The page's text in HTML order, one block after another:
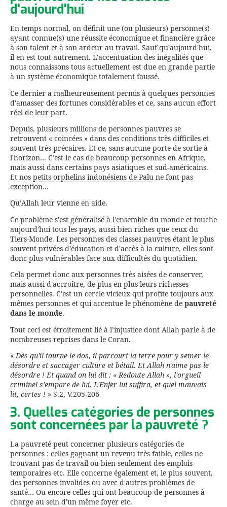
d'aujourd'hui
En temps normal, on définit une (ou plusieurs) personne(s)
ayant connue(s) une réussite économique et financière grâce
à son talent et à son ardeur au travail. Sauf qu'aujourd'hui,
il en est tout autrement. L'accentuation des inégalités que
nous connaissons tous actuellement est due en grande partie
à un système économique totalement faussé.
Ce dernier a malheureusement permis à quelques personnes
d'amasser des fortunes considérables et ce, sans aucun effort
réel de leur part.
Depuis, plusieurs millions de personnes pauvres se
retrouvent « coincées » dans des conditions très difficiles et
souvent très précaires. Et ce, sans aucune porte de sortie à
l'horizon… C’est le cas de beaucoup personnes en Afrique,
mais aussi dans certains pays asiatiques et sud-américains.
Et nos petits orphelins indonésiens de Palu ne font pas
exception…
Qu’Allah leur vienne en aide.
Ce problème s'est généralisé à l'ensemble du monde et touche
aujourd'hui tous les pays, aussi bien riches que ceux du
Tiers-Monde. Les personnes des classes pauvres étant le plus
souvent privées d'éducation et d'accès à la culture, elles sont
donc plus vulnérables face aux difficultés du quotidien.
Cela permet donc aux personnes très aisées de conserver,
mais aussi d'accroître, de plus en plus leurs richesses
personnelles. C'est un cercle vicieux qui profite toujours aux
mêmes personnes et qui accentue le phénomène de pauvreté
dans le monde.
Tout ceci est étroitement lié à l’injustice dont Allah parle à de
nombreuses reprises dans le Coran.
«Dès qu'il tourne le dos, il parcourt la terre pour y semer le
désordre et saccager culture et bétail. Et Allah n'aime pas le
désordre ! Et quand on lui dit : « Redoute Allah », l'orgueil
criminel s'empare de lui. L'Enfer lui suffira, et quel mauvais
lit, certes ! » S.2, V.205-206
3. Quelles catégories de personnes
sont concernées par la pauvreté ?
La pauvreté peut concerner plusieurs catégories de
personnes : celles gagnant un revenu très faible, celles ne
trouvant pas de travail ou bien seulement des emplois
temporaires etc. Elle concerne également et, le plus souvent,
des personnes invalides ou avec d'autres problèmes de
santé… Ou encore celles qui ont beaucoup de personnes à
charge au sein d'un même foyer etc.